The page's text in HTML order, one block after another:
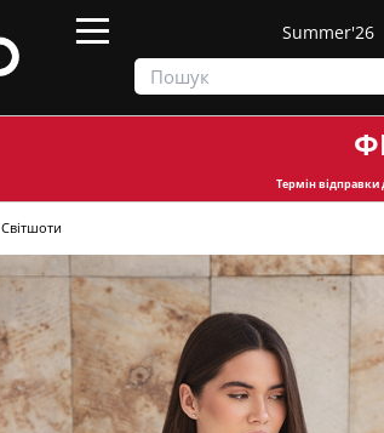
Summer'26
Термін відправки
Світшоти